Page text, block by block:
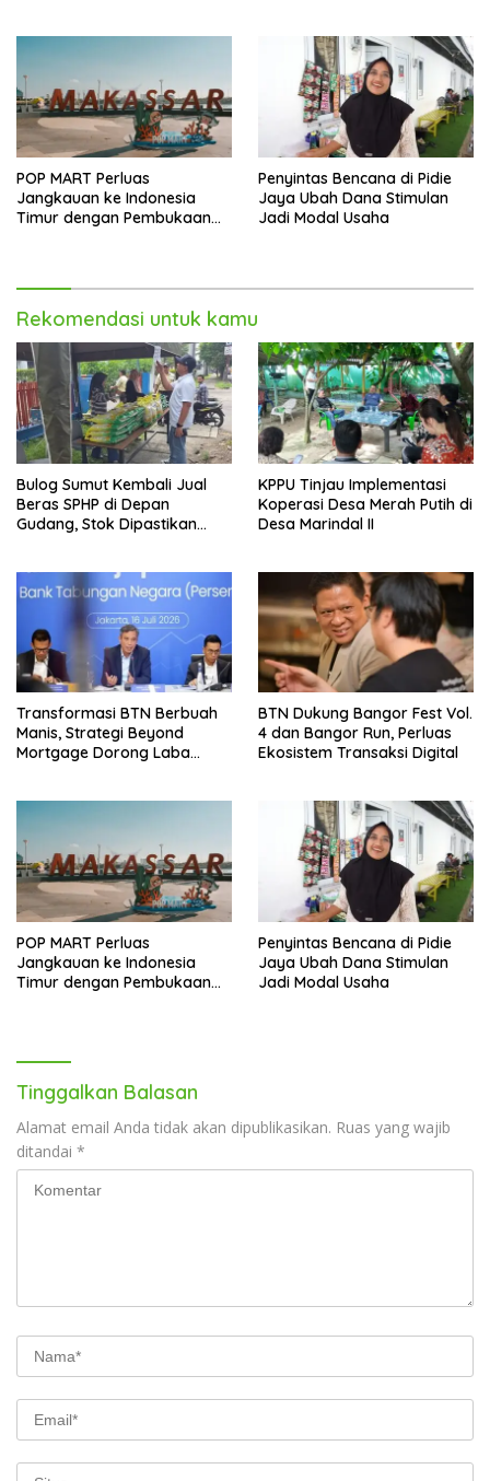
POP MART Perluas
Jangkauan ke Indonesia
Timur dengan Pembukaan
Penyintas Bencana di Pidie
Jaya Ubah Dana Stimulan
Jadi Modal Usaha
Rekomendasi untuk kamu
Bulog Sumut Kembali Jual
Beras SPHP di Depan
Gudang, Stok Dipastikan
KPPU Tinjau Implementasi
Koperasi Desa Merah Putih di
Desa Marindal II
Transformasi BTN Berbuah
Manis, Strategi Beyond
Mortgage Dorong Laba
BTN Dukung Bangor Fest Vol.
4 dan Bangor Run, Perluas
Ekosistem Transaksi Digital
POP MART Perluas
Jangkauan ke Indonesia
Timur dengan Pembukaan
Penyintas Bencana di Pidie
Jaya Ubah Dana Stimulan
Jadi Modal Usaha
Tinggalkan Balasan
Alamat email Anda tidak akan dipublikasikan. Ruas yang wajib
ditandai *